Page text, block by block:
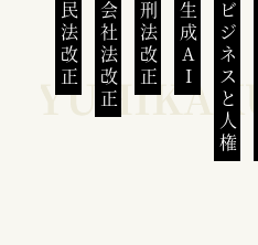
民法改正 会社法改正 刑法改正 生成AI ビジネスと人権